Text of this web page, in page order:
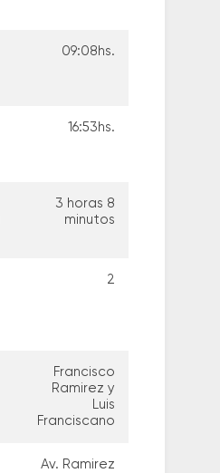
09:08hs.
16:53hs.
3 horas 8
minutos
2
Francisco
Ramirez y
Luis
Franciscano
Av. Ramirez